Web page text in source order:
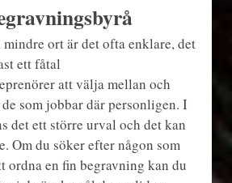
mindre ort är det ofta enklare, det
ett fåtal
att välja mellan och
som jobbar där personligen. I
det ett större urval och det kan
Om du söker efter någon som
ordna en fin begravning kan du